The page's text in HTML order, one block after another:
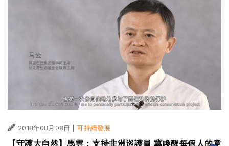
2018年08月08日 | 可持續發展
【守護大自然】馬雲︰支持非洲巡護員 冀喚醒每個人的意